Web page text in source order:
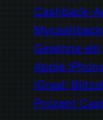
Cashback-
Gewinne ein
Apple
iGraal:
Prozent